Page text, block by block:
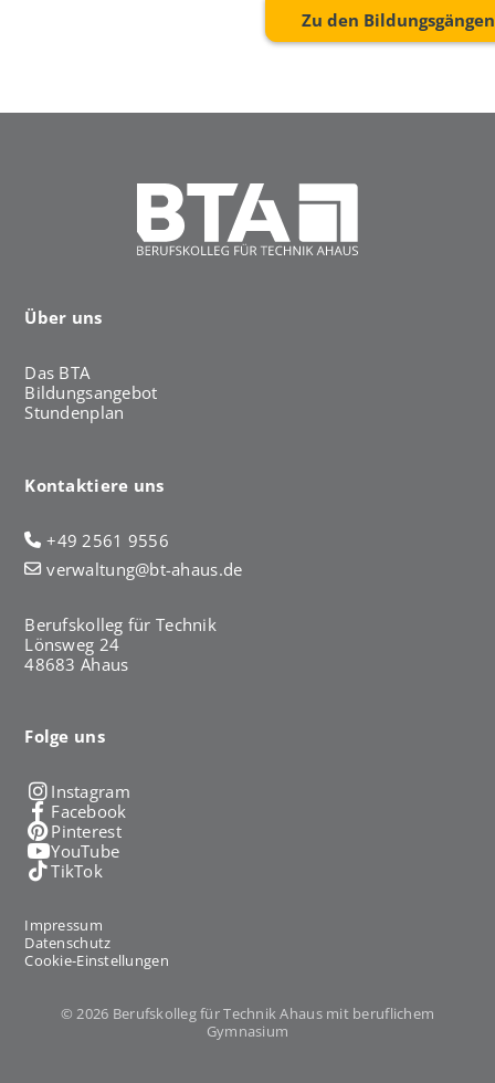
Zu den Bildungsgängen
Über uns
Das BTA
Bildungsangebot
Stundenplan
Kontaktiere uns
+49 2561 9556
verwaltung@bt-ahaus.de
Berufskolleg für Technik
Lönsweg 24
48683 Ahaus
Folge uns
Instagram
Facebook
Pinterest
YouTube
TikTok
Impressum
Datenschutz
Cookie-Einstellungen
© 2026 Berufskolleg für Technik Ahaus mit beruflichem
Gymnasium